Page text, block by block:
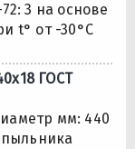
3 на основе
t° от -30°С
ГОСТ
мм: 440